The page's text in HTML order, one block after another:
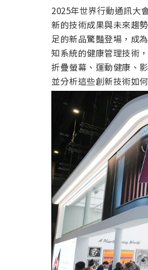
2025年世界行動通訊大
新的技術成果與未來趨
足的新品驚豔登場，成
知系統的健康管理技術
折疊螢幕、運動健康、
並分析這些創新技術如